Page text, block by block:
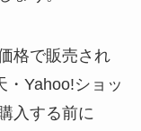
格で販売され
・Yahoo!ショッ
入する前に